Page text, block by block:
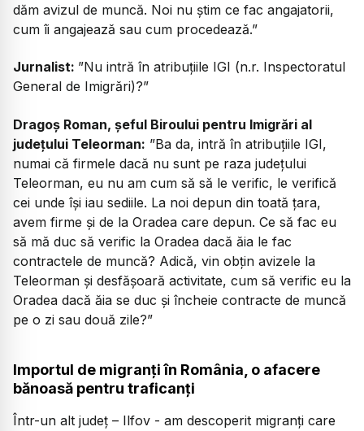
dăm avizul de muncă. Noi nu știm ce fac angajatorii,
cum îi angajează sau cum procedează.”
Jurnalist: ”Nu intră în atribuțiile IGI (n.r. Inspectoratul
General de Imigrări)?”
Dragoș Roman, șeful Biroului pentru Imigrări al
județului Teleorman: ”Ba da, intră în atribuțiile IGI,
numai că firmele dacă nu sunt pe raza județului
Teleorman, eu nu am cum să să le verific, le verifică
cei unde își iau sediile. La noi depun din toată țara,
avem firme și de la Oradea care depun. Ce să fac eu
să mă duc să verific la Oradea dacă ăia le fac
contractele de muncă? Adică, vin obțin avizele la
Teleorman și desfășoară activitate, cum să verific eu la
Oradea dacă ăia se duc și încheie contracte de muncă
pe o zi sau două zile?”
Importul de migranți în România, o afacere
bănoasă pentru traficanți
Într-un alt județ – Ilfov - am descoperit migranți care